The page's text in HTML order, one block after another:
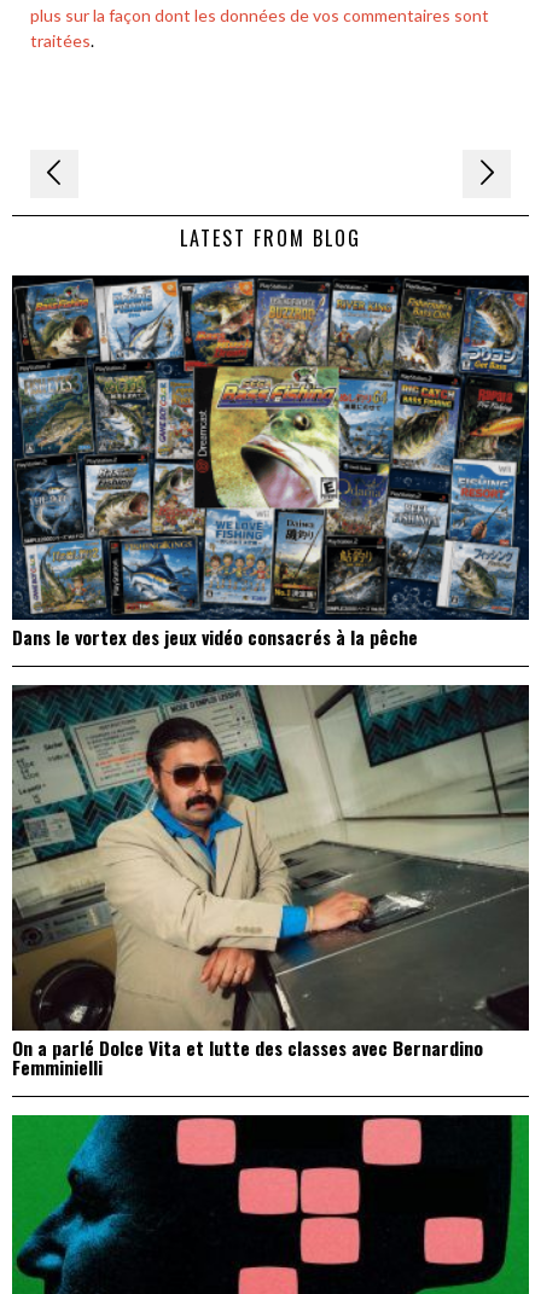
plus sur la façon dont les données de vos commentaires sont
traitées.
Navigation
de LATEST FROM BLOG
Dans le vortex des jeux vidéo consacrés à la pêche
On a parlé Dolce Vita et lutte des classes avec Bernardino
Femminielli